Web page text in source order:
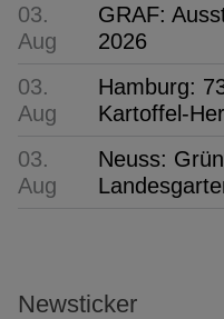
03.
Aug
GRAF:
2026
03.
Aug
Hamburg:
Kartoffel-
03.
Aug
Neuss:
Newsticker